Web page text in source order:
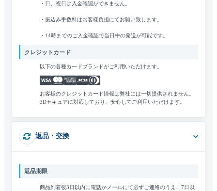
・日、祝日は入金確認ができません。
・振込み手数料はお客様負担にてお願い致します。
・14時までのご入金確認で当日中の発送が可能です。
クレジットカード
以下の各種カードブランドがご利用いただけます。
お客様のクレジットカード情報は弊社には一切提供されません。
3Dセキュアに対応しており、安心してご利用いただけます。
返品・交換
返品期限
商品到着後3日以内に電話かメールにて必ずご連絡のうえ、7日以